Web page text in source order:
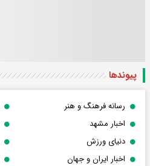
پیوندها
رسانه فرهنگ و هنر
اخبار مشهد
دنیای ورزش
اخبار ایران و جهان